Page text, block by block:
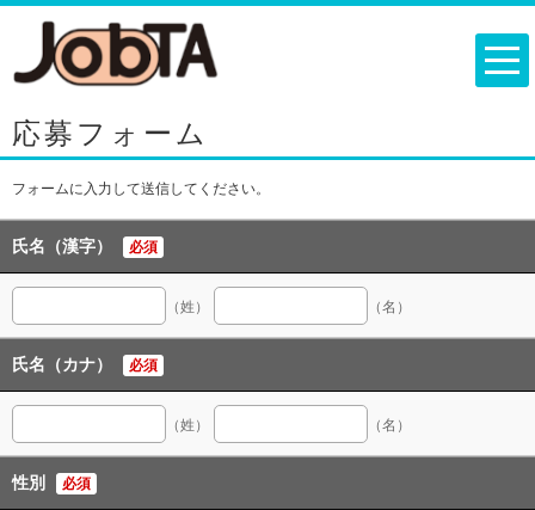
応募フォーム
フォームに入力して送信してください。
氏名（漢字） 必須
（姓） （名）
氏名（カナ） 必須
（姓） （名）
性別 必須